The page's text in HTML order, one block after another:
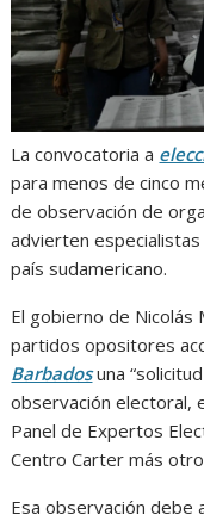
La convocatoria a
para menos de cinco
de observación de
advierten
país sudamericano.
El gobierno de Nicolás
partidos opositores
Barbadosuna
observación electoral,
Panel de Expertos
Centro Carter más
Esa observación debe